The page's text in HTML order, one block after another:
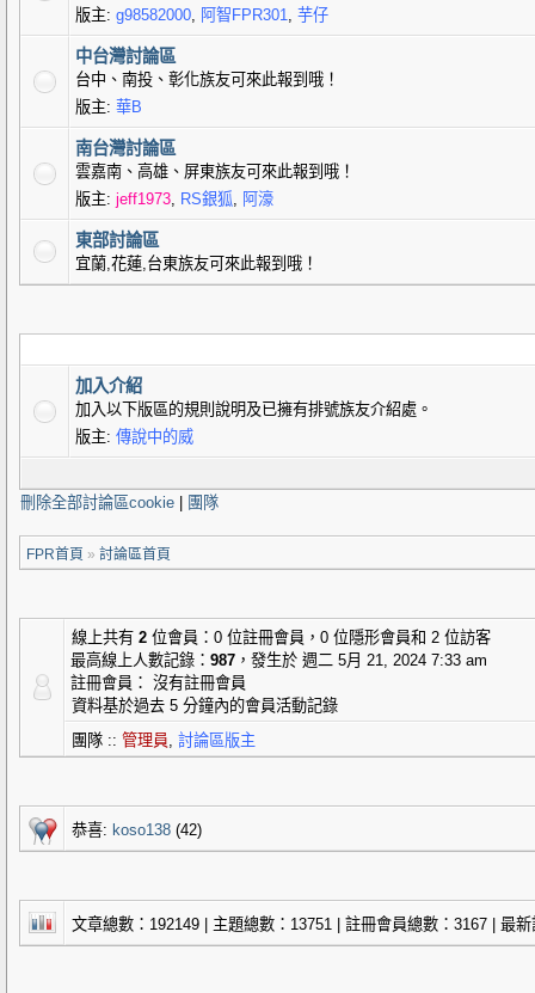
版主: g98582000, 阿智FPR301, 芋仔
中台灣討論區
台中、南投、彰化族友可來此報到哦！
版主: 華B
南台灣討論區
雲嘉南、高雄、屏東族友可來此報到哦！
版主: jeff1973, RS銀狐, 阿濠
東部討論區
宜蘭,花蓮,台東族友可來此報到哦！
加入介紹
加入以下版區的規則說明及已擁有排號族友介紹處。
版主: 傳說中的威
刪除全部討論區cookie 團隊
FPR首頁 » 討論區首頁
線上共有 2 位會員：0 位註冊會員，0 位隱形會員和 2 位訪客
最高線上人數記錄： 987 ，發生於 週二 5月 21, 2024 7:33 am
註冊會員： 沒有註冊會員
資料基於過去 5 分鐘內的會員活動記錄
團隊 :: 管理員, 討論區版主
恭喜: koso138 (42)
文章總數： 192149 | 主題總數： 13751 | 註冊會員總數： 3167 | 最